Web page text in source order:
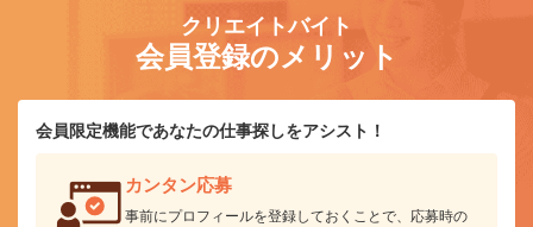
クリエイトバイト
会員登録のメリット
会員限定機能であなたの仕事探しをアシスト！
カンタン応募
事前にプロフィールを登録しておくことで、応募時の